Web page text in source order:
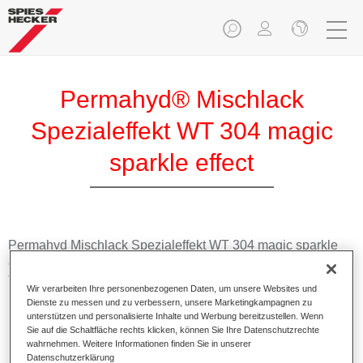
Permahyd® Mischlack
Spezialeffekt WT 304 magic
sparkle effect
Permahyd Mischlack Spezialeffekt WT 304 magic sparkle
effect eignet sich für die Ausmischung von Permahyd Hi-
TEC Basislack 480 und Permahyd Basislack 286.
Produktmerkmale
Einfach und schnell zu verarbeiten.
Bietet eine hohe Farbtongenauigkeit und gleichmäßige
Wir verarbeiten Ihre personenbezogenen Daten, um unsere Websites und
Dienste zu messen und zu verbessern, unsere Marketingkampagnen zu
unterstützen und personalisierte Inhalte und Werbung bereitzustellen. Wenn
Sie auf die Schaltfläche rechts klicken, können Sie Ihre Datenschutzrechte
wahrnehmen. Weitere Informationen finden Sie in unserer
Datenschutzerklärung